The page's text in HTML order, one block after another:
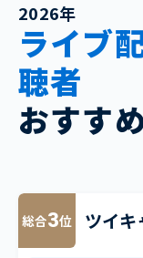
2026年
ライブ
聴者
おすす
総合3位 ツイキ